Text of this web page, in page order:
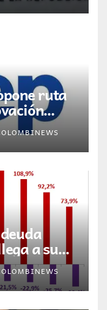
ruta
energética
a su